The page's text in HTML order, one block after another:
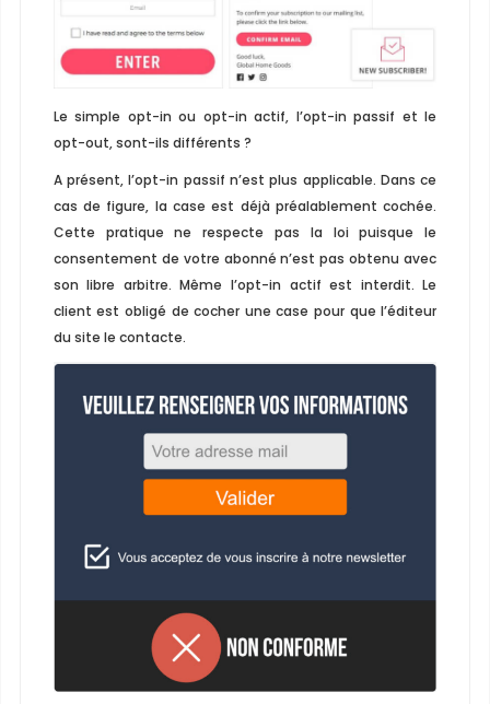
Le simple opt-in ou opt-in actif, l’opt-in passif et le
opt-out, sont-ils différents ?
A présent, l’opt-in passif n’est plus applicable. Dans ce
cas de figure, la case est déjà préalablement cochée.
Cette pratique ne respecte pas la loi puisque le
consentement de votre abonné n’est pas obtenu avec
son libre arbitre. Même l’opt-in actif est interdit. Le
client est obligé de cocher une case pour que l’éditeur
du site le contacte.